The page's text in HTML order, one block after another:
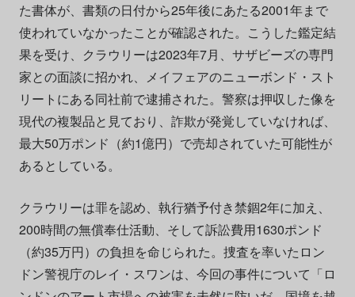
た書体が、書類の日付から25年後にあたる2001年まで
使われていなかったことが確認された。こうした鑑定結
果を受け、クラウリーは2023年7月、サザビーズの専門
家との面談に招かれ、メイフェアのニューボンド・スト
リートにある同社前で逮捕された。警察は押収した像を
現代の複製品と見ており、詐欺が発覚していなければ、
最大50万ポンド（約1億円）で売却されていた可能性が
あるとしている。
クラウリーは罪を認め、執行猶予付き禁錮2年に加え、
200時間の無償奉仕活動、そして訴訟費用1630ポンド
（約35万円）の負担を命じられた。捜査を率いたロン
ドン警視庁のレイ・スワンは、今回の事件について「ロ